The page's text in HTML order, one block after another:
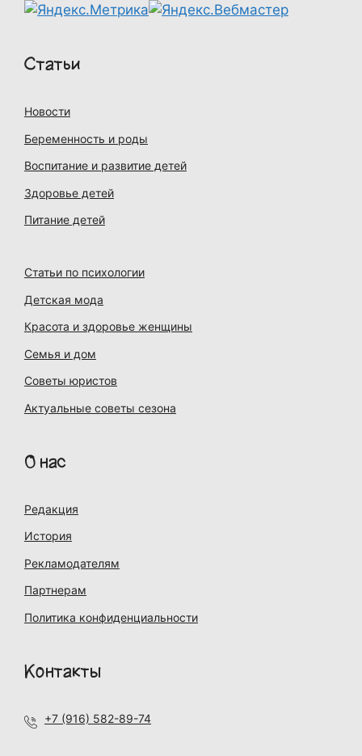
Статьи
Новости
Беременность и роды
Воспитание и развитие детей
Здоровье детей
Питание детей
Статьи по психологии
Детская мода
Красота и здоровье женщины
Семья и дом
Советы юристов
Актуальные советы сезона
О нас
Редакция
История
Рекламодателям
Партнерам
Политика конфиденциальности
Контакты
+7 (916) 582-89-74